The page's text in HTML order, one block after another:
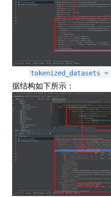
tokenized_datasets
据结构如下所示：